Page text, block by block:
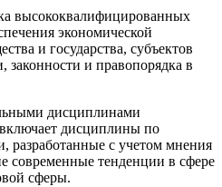
высококвалифицированных
экономической
и государства, субъектов
законности и правопорядка в
дисциплинами
дисциплины по
разработанные с учетом мнения
современные тенденции в сфере
сферы.